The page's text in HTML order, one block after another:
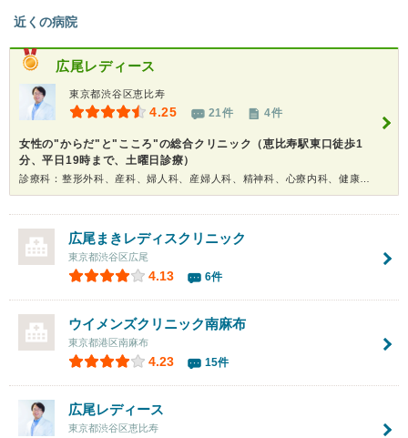
近くの病院
広尾レディース
東京都渋谷区恵比寿
4.25 21件 4件
女性の"からだ"と"こころ"の総合クリニック（恵比寿駅東口徒歩1
分、平日19時まで、土曜日診療）
広尾まきレディスクリニック
東京都渋谷区広尾
4.13 6件
ウイメンズクリニック南麻布
東京都港区南麻布
4.23 15件
広尾レディース
東京都渋谷区恵比寿